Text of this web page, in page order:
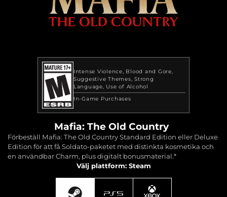
Intense Violence
Blood and Gore
Suggestive Themes Strong
Language
Use of Alcohol
In-Game Purchases
Mafia: The Old Country
Förbeställ Mafia: The Old Country Standard Edition eller Deluxe
Edition för att få Soldato-paketet med distinkta kosmetika och
en användbar Charm, plus digitalt bonusmaterial.*
Välj plattform: Steam